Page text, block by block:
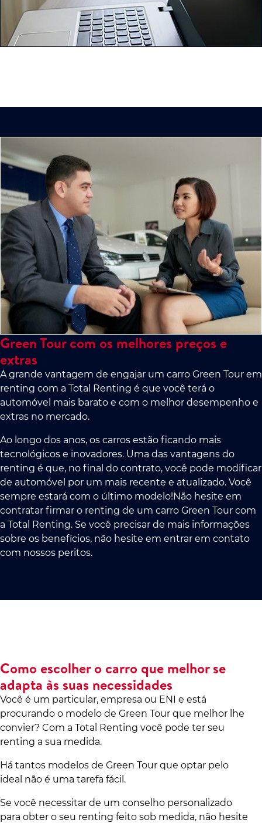
Green Tour com os melhores preços e
extras
A grande vantagem de engajar um carro Green Tour em
renting com a Total Renting é que você terá o
automóvel mais barato e com o melhor desempenho e
extras no mercado.
Ao longo dos anos, os carros estão ficando mais
tecnológicos e inovadores. Uma das vantagens do
renting é que, no final do contrato, você pode modificar
de automóvel por um mais recente e atualizado. Você
sempre estará com o último modelo!Não hesite em
contratar firmar o renting de um carro Green Tour com
a Total Renting. Se você precisar de mais informações
sobre os benefícios, não hesite em entrar em contato
com nossos peritos.
Como escolher o carro que melhor se
adapta às suas necessidades
Você é um particular, empresa ou ENI e está
procurando o modelo de Green Tour que melhor lhe
convier? Com a Total Renting você pode ter seu
renting a sua medida.
Há tantos modelos de Green Tour que optar pelo
ideal não é uma tarefa fácil.
Se você necessitar de um conselho personalizado
para obter o seu renting feito sob medida, não hesite